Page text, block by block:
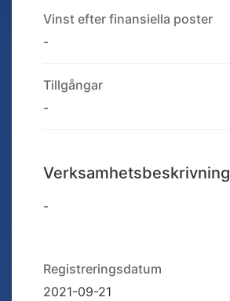
Vinst efter finansiella poster
-
Tillgångar
-
Verksamhetsbeskrivning
-
Registreringsdatum
2021-09-21